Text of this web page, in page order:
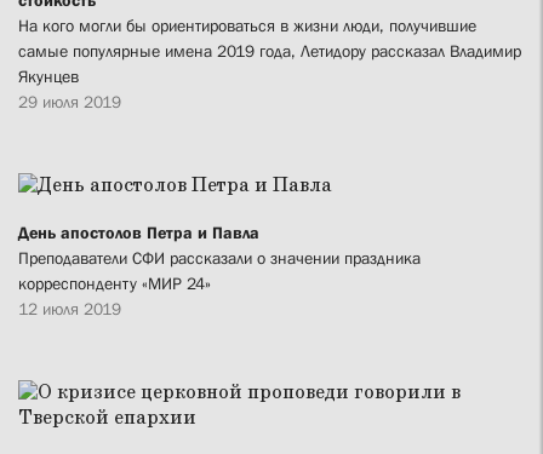
На кого могли бы ориентироваться в жизни люди, получившие
самые популярные имена 2019 года, Летидору рассказал Владимир
Якунцев
29 июля 2019
День апостолов Петра и Павла
Преподаватели СФИ рассказали о значении праздника
корреспонденту «МИР 24»
12 июля 2019